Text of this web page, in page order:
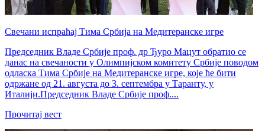
Свечани испраћај Тима Србија на Медитеранске игре
Председник Владе Србије проф. др Ђуро Мацут обратио се
данас на свечаности у Олимпијском комитету Србије поводом
одласка Тима Србије на Медитеранске игре, које ће бити
одржане од 21. августа до 3. септембра у Таранту, у
Италији.Председник Владе Србије проф....
Прочитај вест